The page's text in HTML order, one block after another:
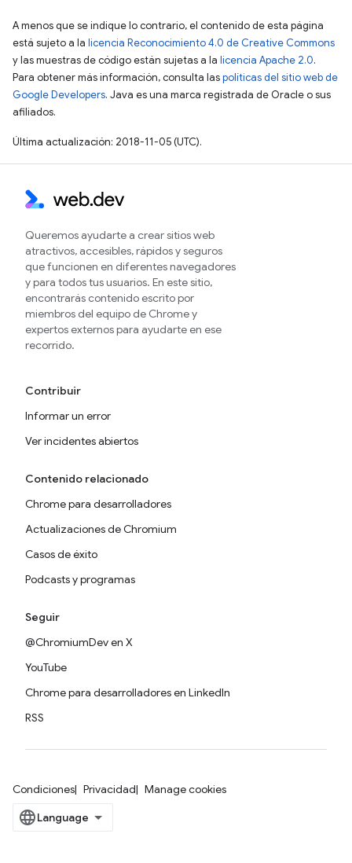
A menos que se indique lo contrario, el contenido de esta página
está sujeto a la licencia Reconocimiento 4.0 de Creative Commons
y las muestras de código están sujetas a la licencia Apache 2.0.
Para obtener más información, consulta laspolíticas del sitio web de
Google Developers. Java es una marca registrada de Oracle o sus
afiliados.
Última actualización: 2018-11-05 (UTC).
Queremos ayudarte a crear sitios web
atractivos, accesibles, rápidos y seguros
que funcionen en diferentes navegadores
y para todos tus usuarios. En este sitio,
encontrarás contenido escrito por
miembros del equipo de Chrome y
expertos externos para ayudarte en ese
recorrido.
Contribuir
Informar un error
Ver incidentes abiertos
Contenido relacionado
Chrome para desarrolladores
Actualizaciones de Chromium
Casos de éxito
Podcasts y programas
Seguir
@ChromiumDev en X
YouTube
Chrome para desarrolladores en LinkedIn
RSS
Condiciones Privacidad Manage cookies